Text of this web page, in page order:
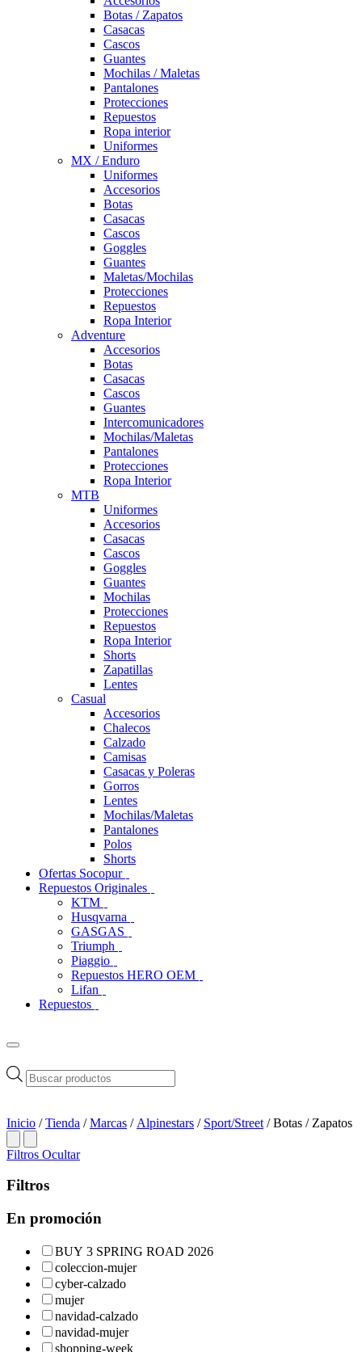
Botas / Zapatos
Casacas
Cascos
Guantes
Mochilas / Maletas
Pantalones
Protecciones
Repuestos
Ropa interior
Uniformes
MX / Enduro
Uniformes
Accesorios
Botas
Casacas
Cascos
Goggles
Guantes
Maletas/Mochilas
Protecciones
Repuestos
Ropa Interior
Adventure
Accesorios
Botas
Casacas
Cascos
Guantes
Intercomunicadores
Mochilas/Maletas
Pantalones
Protecciones
Ropa Interior
MTB
Uniformes
Accesorios
Casacas
Cascos
Goggles
Guantes
Mochilas
Protecciones
Repuestos
Ropa Interior
Shorts
Zapatillas
Lentes
Casual
Accesorios
Chalecos
Calzado
Camisas
Casacas y Poleras
Gorros
Lentes
Mochilas/Maletas
Pantalones
Polos
Shorts
Ofertas Socopur
Repuestos Originales
KTM
Husqvarna
GASGAS
Triumph
Piaggio
Repuestos HERO OEM
Lifan
Repuestos
Búsqueda
de
Inicio /Tienda /Marcas / Alpinestars / Sport/Street / Botas / Zapatos
Filtros Ocultar
Filtros
En promoción
BUY 3 SPRING ROAD 2026
coleccion-mujer
cyber-calzado
mujer
navidad-calzado
navidad-mujer
shopping-week